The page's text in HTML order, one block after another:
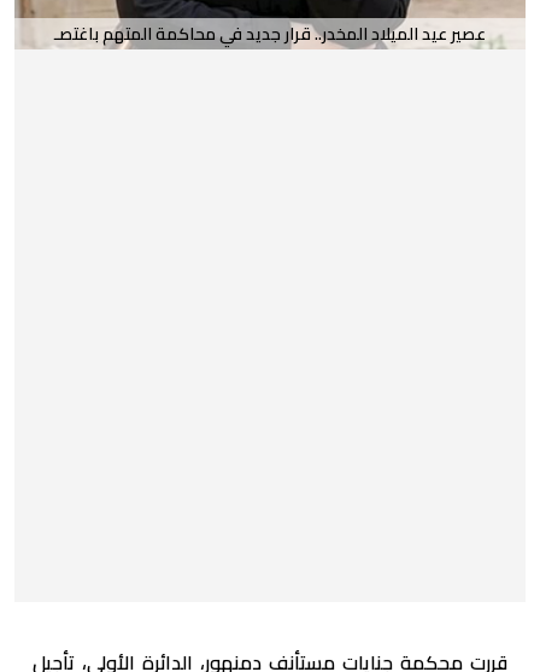
عصير عيد الميلاد المخدر.. قرار جديد في محاكمة المتهم باغتصـ
قررت محكمة جنايات مستأنف دمنهور، الدائرة الأولى، تأجيل